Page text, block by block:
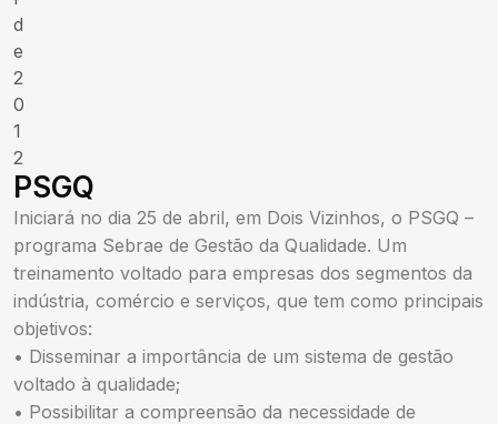
d
e
2
0
1
2
PSGQ
Iniciará no dia 25 de abril, em Dois Vizinhos, o PSGQ –
programa Sebrae de Gestão da Qualidade. Um
treinamento voltado para empresas dos segmentos da
indústria, comércio e serviços, que tem como principais
objetivos:
• Disseminar a importância de um sistema de gestão
voltado à qualidade;
• Possibilitar a compreensão da necessidade de